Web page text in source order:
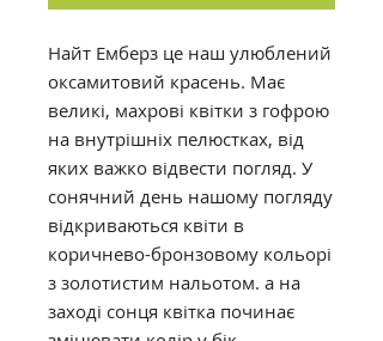
Найт Емберз це наш улюблений
оксамитовий красень. Має
великі, махрові квітки з гофрою
на внутрішніх пелюстках, від
яких важко відвести погляд. У
сонячний день нашому погляду
відкриваються квіти в
коричнево-бронзовому кольорі
з золотистим нальотом. а на
заході сонця квітка починає